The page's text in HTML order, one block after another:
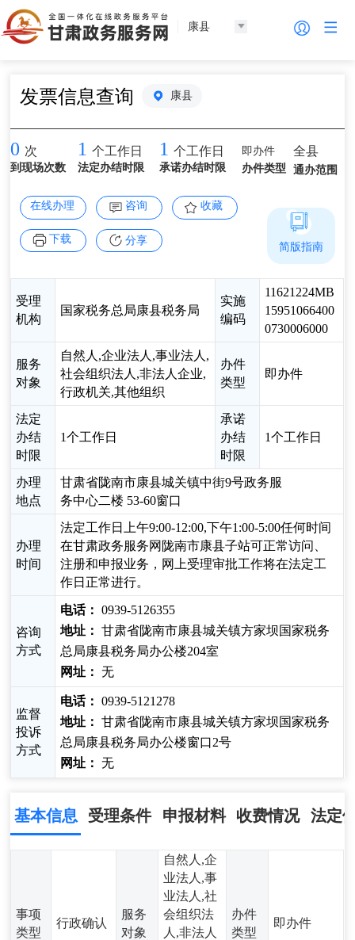
康县
发票信息查询 康县
0 次
到现场次数
1 个工作日
法定办结时限
1 个工作日
承诺办结时限
即办件
办件类型
全县
通办范围
在线办理 咨询 收藏
下载 分享
受理
机构
国家税务总局康县税务局
实施
编码
11621224MB
15951066400
0730006000
服务
对象
自然人,企业法人,事业法人,
社会组织法人,非法人企业,
行政机关,其他组织
办件
类型
即办件
法定
办结
时限
1个工作日
承诺
办结
时限
1个工作日
办理
地点
甘肃省陇南市康县城关镇中街9号政务服
务中心二楼 53-60窗口
办理
时间
法定工作日上午9:00-12:00,下午1:00-5:00任何时间
在甘肃政务服务网陇南市康县子站可正常访问、
注册和申报业务，网上受理审批工作将在法定工
作日正常进行。
咨询
方式
电话： 0939-5126355
地址： 甘肃省陇南市康县城关镇方家坝国家税务
总局康县税务局办公楼204室
网址： 无
监督
投诉
方式
电话： 0939-5121278
地址： 甘肃省陇南市康县城关镇方家坝国家税务
总局康县税务局办公楼窗口2号
网址： 无
简版指南
基本信息 受理条件 申报材料 收费情况 法定
事项
类型
行政确认
服务
对象
自然人,企
业法人,事
业法人,社
会组织法
人,非法人
办件
类型
即办件